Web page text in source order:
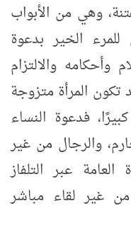
وهي من الأبواب
للمرء الخير بدعوة
وأحكامه والالتزام
تكون المرأة متزوجة
فدعوة النساء
والرجال من غير
عبر التلفاز
غير لقاء مباشر